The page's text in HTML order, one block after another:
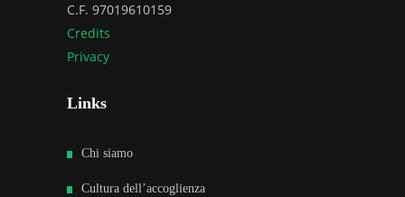
C.F. 97019610159
Credits
Privacy
Links
Chi siamo
Cultura dell’accoglienza